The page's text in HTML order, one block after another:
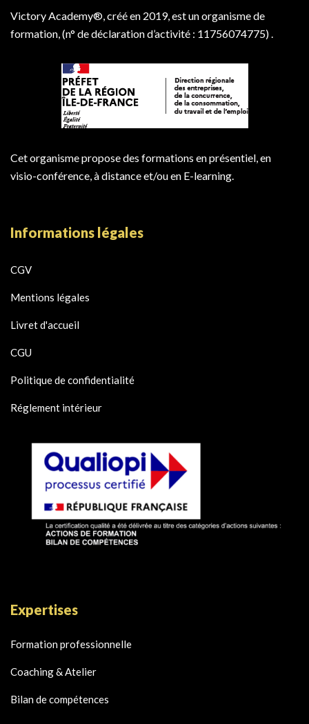
Victory Academy®, créé en 2019, est un organisme de
formation, (n° de déclaration d’activité : 11756074775) .
Cet organisme propose des formations en présentiel, en
visio-conférence, à distance et/ou en E-learning.
Informations légales
CGV
Mentions légales
Livret d'accueil
CGU
Politique de confidentialité
Réglement intérieur
Expertises
Formation professionnelle
Coaching & Atelier
Bilan de compétences